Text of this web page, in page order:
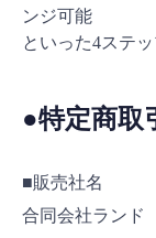
ンジ可能
といった4ステ
●特定商取
■販売社名
合同会社ランド